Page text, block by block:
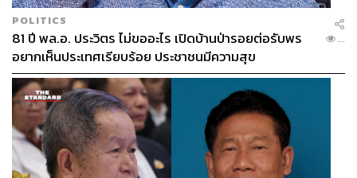
POLITICS
81 ปี พล.อ. ประวิตร ไม่ขออะไร เปิดบ้านป่ารอยต่อรับพร
อยากเห็นประเทศเรียบร้อย ประชาชนมีความสุข
...